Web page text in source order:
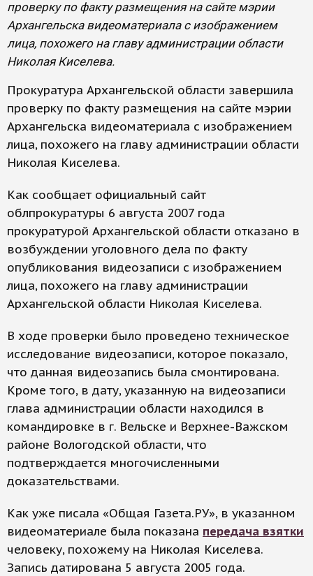
проверку по факту размещения на сайте мэрии
Архангельска видеоматериала с изображением
лица, похожего на главу администрации области
Николая Киселева.
Прокуратура Архангельской области завершила
проверку по факту размещения на сайте мэрии
Архангельска видеоматериала с изображением
лица, похожего на главу администрации области
Николая Киселева.
Как сообщает официальный сайт
облпрокуратуры 6 августа 2007 года
прокуратурой Архангельской области отказано в
возбуждении уголовного дела по факту
опубликования видеозаписи с изображением
лица, похожего на главу администрации
Архангельской области Николая Киселева.
В ходе проверки было проведено техническое
исследование видеозаписи, которое показало,
что данная видеозапись была смонтирована.
Кроме того, в дату, указанную на видеозаписи
глава администрации области находился в
командировке в г. Вельске и Верхнее-Важском
районе Вологодской области, что
подтверждается многочисленными
доказательствами.
Как уже писала «Общая Газета.РУ», в указанном
видеоматериале была показана передача взятки
человеку, похожему на Николая Киселева.
Запись датирована 5 августа 2005 года.